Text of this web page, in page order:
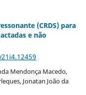
(CRDS) para
e não
Mendonça Macedo,
Jonatan João da